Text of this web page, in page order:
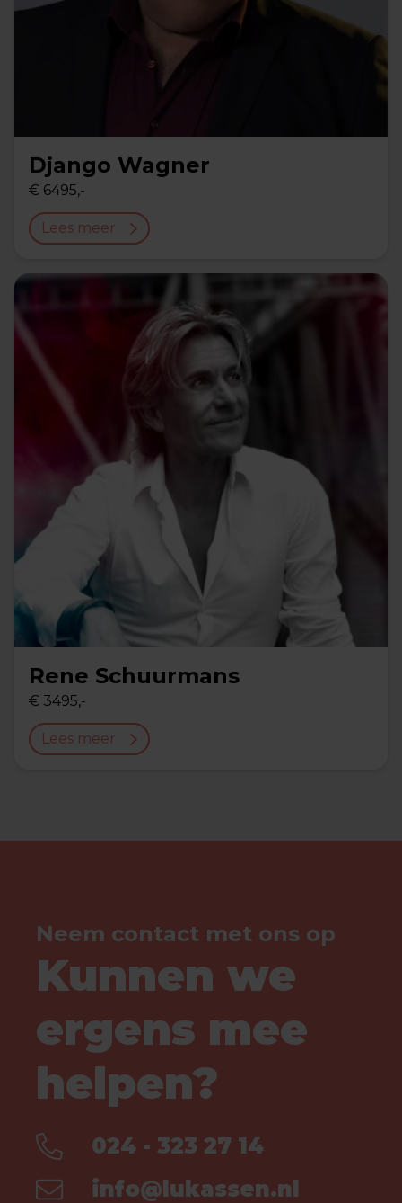
Django Wagner
€ 6495,-
Lees meer
Rene Schuurmans
€ 3495,-
Lees meer
Neem contact met ons op
Kunnen we
ergens mee
helpen?
024 - 323 27 14
info@lukassen.nl